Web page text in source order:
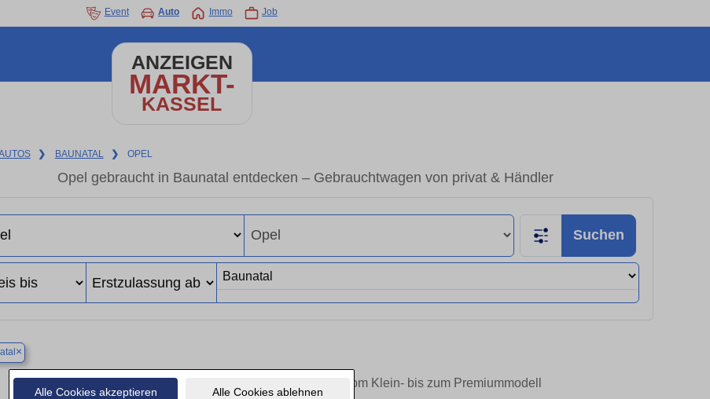
Alle Cookies akzeptieren Alle Cookies ablehnen
Event Auto Immo Job
ANZEIGEN
MARKT-
KASSEL
❯ BAUNATAL ❯ OPEL
Opel gebraucht in Baunatal entdecken – Gebrauchtwagen von privat & Händler
Suchen
×
Finden Sie in Baunatal Ihren gebrauchten Opel – vom Klein- bis zum Premiummodell